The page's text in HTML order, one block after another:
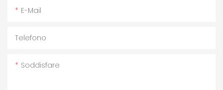
E-Mail
Telefono
Soddisfare